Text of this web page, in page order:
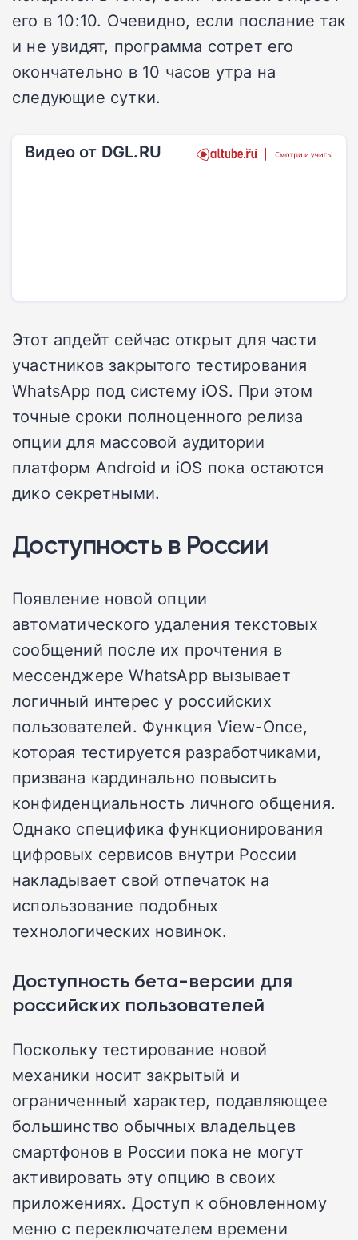
его в 10:10. Очевидно, если послание так
и не увидят, программа сотрет его
окончательно в 10 часов утра на
следующие сутки.
Видео от DGL.RU
Этот апдейт сейчас открыт для части
участников закрытого тестирования
WhatsApp под систему iOS. При этом
точные сроки полноценного релиза
опции для массовой аудитории
платформ Android и iOS пока остаются
дико секретными.
Доступность в России
Появление новой опции
автоматического удаления текстовых
сообщений после их прочтения в
мессенджере WhatsApp вызывает
логичный интерес у российских
пользователей. Функция View-Once,
которая тестируется разработчиками,
призвана кардинально повысить
конфиденциальность личного общения.
Однако специфика функционирования
цифровых сервисов внутри России
накладывает свой отпечаток на
использование подобных
технологических новинок.
Доступность бета-версии для
российских пользователей
Поскольку тестирование новой
механики носит закрытый и
ограниченный характер, подавляющее
большинство обычных владельцев
смартфонов в России пока не могут
активировать эту опцию в своих
приложениях. Доступ к обновленному
меню с переключателем времени